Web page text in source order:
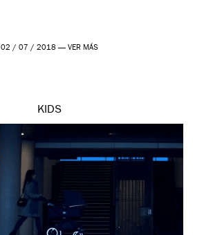
02 / 07 / 2018 — VER MÁS
KIDS